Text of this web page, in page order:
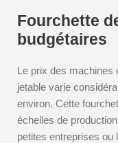
Fourchette
budgétaires
Le prix des machines
jetable varie
environ. Cette
échelles de
petites entreprises ou